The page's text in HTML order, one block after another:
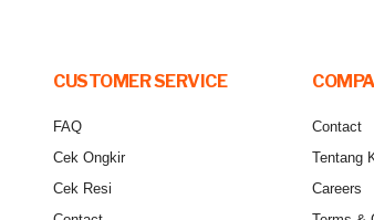
CUSTOMER SERVICE
FAQ
Cek Ongkir
Cek Resi
Contact
Tentang
Careers